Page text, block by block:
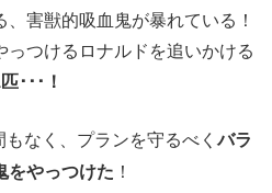
、害獣的吸血鬼が暴れている！
っつけるロナルドを追いかける
･･･！
もなく、プランを守るべくバラ
をやっつけた ！